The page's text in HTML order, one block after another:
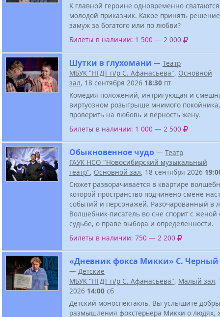
К главной героине одновременно
молодой приказчик. Какое принять
замуж за богатого или по любви?
Билеты в наличии: 1 500 — 2 000
Шутки в глухомани — Театр
МБУК "НГДТ п/р С. Афанасьева", Основной
зал, 18 сентября 2026 18:30 пт
Комедия положений, интригующая и
виртуозном розыгрыше мнимого
проверить на любовь и верность жену.
Билеты в наличии: 1 000 — 2 500
Обыкновенное чудо — Театр
ГАУК НСО "Новосибирский музыкальный
театр", Основной зал, 18 сентября 2026
Сюжет разворачивается в квартире
которой пространство подчинено смене
событий и персонажей. Разочарованный в
Волшебник-писатель во сне спорит с
судьбе, о праве выбора и определенности.
Билеты в наличии: 750 — 2 200
«Дневник фокса Микки» С. Черный
— Детские
МБУК "НГДТ п/р С. Афанасьева", Малый зал,
2026 14:00 сб
Детский моноспектакль. Вы услышите
размышления фокстерьера Микки о людях,